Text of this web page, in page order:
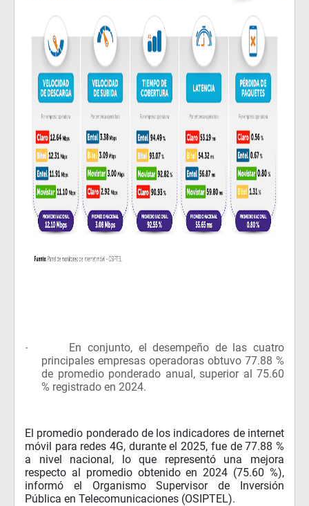
·
En conjunto, el desempeño de las cuatro
principales empresas operadoras obtuvo 77.88 %
de promedio ponderado anual, superior al 75.60
% registrado en 2024.
El promedio ponderado de los indicadores de internet
móvil para redes 4G, durante el 2025, fue de 77.88 %
a nivel nacional, lo que representó una mejora
respecto al promedio obtenido en 2024 (75.60 %),
informó el Organismo Supervisor de Inversión
Pública en Telecomunicaciones (OSIPTEL).